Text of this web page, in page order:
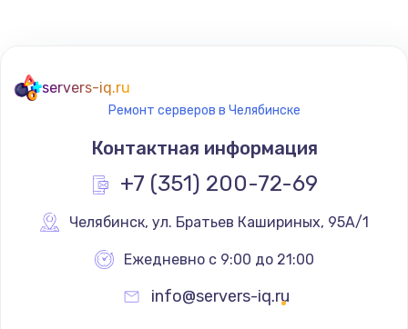
Замена термостата
1200 руб.
Заказать
Замена реле
servers-iq.ru
Ремонт серверов в Челябинске
Контактная информация
+7 (351) 200-72-69
Челябинск, ул. Братьев Кашириных, 95А/1
Ежедневно с 9:00 до 21:00
info@servers-iq.ru